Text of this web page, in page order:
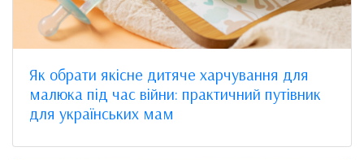
Як обрати якісне дитяче харчування для
малюка під час війни: практичний путівник
для українських мам